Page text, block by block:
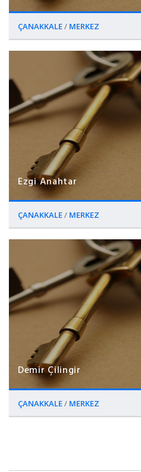
ÇANAKKALE/ MERKEZ
Ezgi Anahtar
ÇANAKKALE/ MERKEZ
Demir Çilingir
ÇANAKKALE/ MERKEZ